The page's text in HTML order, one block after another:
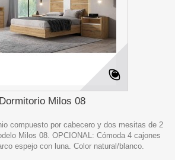
Dormitorio Milos 08
compuesto por cabecero y dos mesitas de 2
Milos 08. OPCIONAL: Cómoda 4 cajones
espejo con luna. Color natural/blanco.